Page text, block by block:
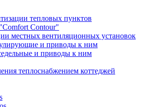
тепловых пунктов
Contour"
местных вентиляционных установок
и приводы к ним
и приводы к ним
теплоснабжением коттеджей